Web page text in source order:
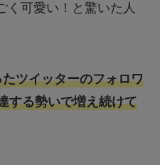
く可愛い！と驚いた人
ツイッターのフォロワ
する勢いで増え続けて